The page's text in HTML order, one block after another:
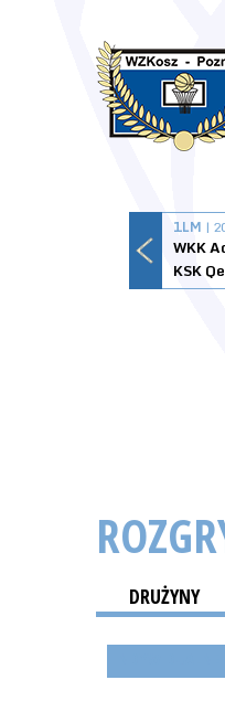
1LM |
WKK
DRUŻYNY